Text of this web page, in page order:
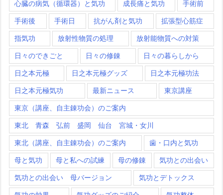
心臓の病気（循環器）と気功 成長痛と気功 手術前
手術後 手術日 抗がん剤と気功 拡張型心筋症
指気功 放射性物質の処理 放射能物質への対策
日々のできごと 日々の修錬 日々の暮らしから
日之本元極 日之本元極グッズ 日之本元極功法
日之本元極気功 最新ニュース 東京講座
東京（講座、自主錬功会）のご案内
東北 青森 弘前 盛岡 仙台 宮城・女川
東北（講座、自主錬功会）のご案内 歯・口内と気功
母と気功 母と私への試練 母の修錬 気功との出会い
気功との出会い 母バージョン 気功とデトックス